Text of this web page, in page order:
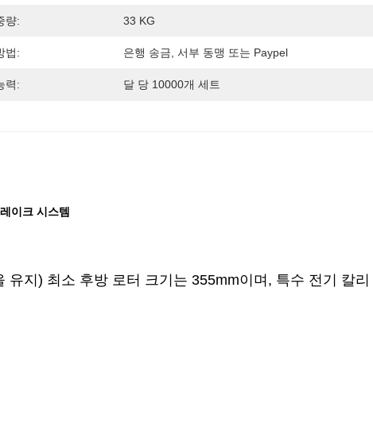
량: 33 KG
법: 은행 송금, 서부 동맹 또는 Paypel
력: 달 당 10000개 세트
이크 시스템
지) 최소 후방 로터 크기는 355mm이며, 특수 전기 칼리